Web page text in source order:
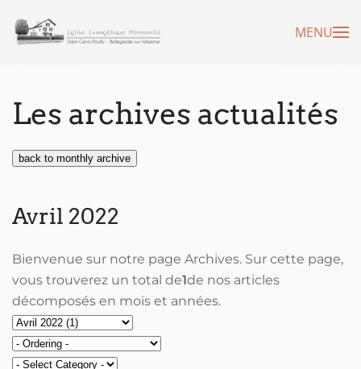
Accéder au contenu principal MENU
Les archives actualités
back to monthly archive
Avril 2022
Bienvenue sur notre page Archives. Sur cette page,
vous trouverez un total de1de nos articles
décomposés en mois et années.